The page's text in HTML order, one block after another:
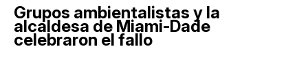
Grupos ambientalistas y la
alcaldesa de Miami-Dade
celebraron el fallo